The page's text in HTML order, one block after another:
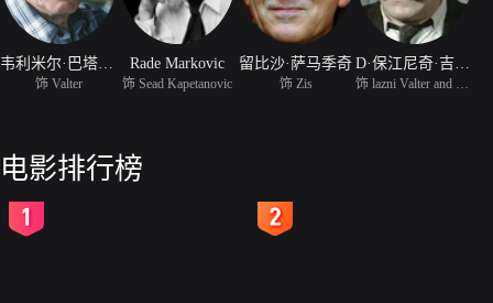
饰 Valter
Rade Markovic
饰 Sead Kapetanovic
留比沙·萨马季奇
饰 Zis
电影排行榜